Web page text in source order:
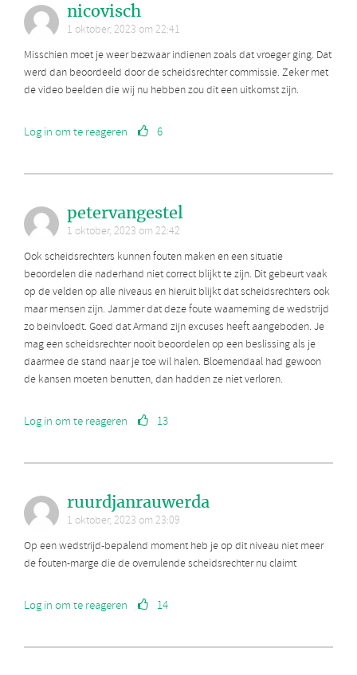
nicovisch
1 oktober, 2023 om 22:41
Misschien moet je weer bezwaar indienen zoals dat vroeger ging. Dat
werd dan beoordeeld door de scheidsrechter commissie. Zeker met
de video beelden die wij nu hebben zou dit een uitkomst zijn.
Log in om te reageren 6
petervangestel
1 oktober, 2023 om 22:42
Ook scheidsrechters kunnen fouten maken en een situatie
beoordelen die naderhand niet correct blijkt te zijn. Dit gebeurt vaak
op de velden op alle niveaus en hieruit blijkt dat scheidsrechters ook
maar mensen zijn. Jammer dat deze foute waarneming de wedstrijd
zo beinvloedt. Goed dat Armand zijn excuses heeft aangeboden. Je
mag een scheidsrechter nooit beoordelen op een beslissing als je
daarmee de stand naar je toe wil halen. Bloemendaal had gewoon
de kansen moeten benutten, dan hadden ze niet verloren.
Log in om te reageren 13
ruurdjanrauwerda
1 oktober, 2023 om 23:09
Op een wedstrijd-bepalend moment heb je op dit niveau niet meer
de fouten-marge die de overrulende scheidsrechter nu claimt
Log in om te reageren 14